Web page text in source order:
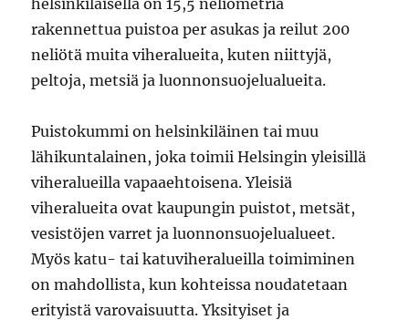
helsinkiläisellä on 15,5 neliömetriä
rakennettua puistoa per asukas ja reilut 200
neliötä muita viheralueita, kuten niittyjä,
peltoja, metsiä ja luonnonsuojelualueita.
Puistokummi on helsinkiläinen tai muu
lähikuntalainen, joka toimii Helsingin yleisillä
viheralueilla vapaaehtoisena. Yleisiä
viheralueita ovat kaupungin puistot, metsät,
vesistöjen varret ja luonnonsuojelualueet.
Myös katu- tai katuviheralueilla toimiminen
on mahdollista, kun kohteissa noudatetaan
erityistä varovaisuutta. Yksityiset ja